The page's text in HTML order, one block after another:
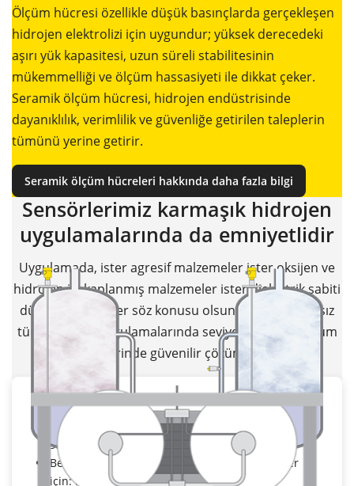
Ölçüm hücresi özellikle düşük basınçlarda gerçekleşen
hidrojen elektrolizi için uygundur; yüksek derecedeki
aşırı yük kapasitesi, uzun süreli stabilitesinin
mükemmelliği ve ölçüm hassasiyeti ile dikkat çeker.
Seramik ölçüm hücresi, hidrojen endüstrisinde
dayanıklılık, verimlilik ve güvenliğe getirilen taleplerin
tümünü yerine getirir.
Seramik ölçüm hücreleri hakkında daha fazla bilgi
Sensörlerimiz karmaşık hidrojen
uygulamalarında da emniyetlidir
Uygulamada, ister agresif malzemeler ister oksijen ve
hidrojen ile kaplanmış malzemeler ister dielektrik sabiti
düşük malzemeler söz konusu olsun: VEGA, istisnasız
tüm hidrojen uygulamalarında seviye ve basınç ölçüm
teknolojilerinde güvenilir çözümler sunar.
PEM elektrolizör
Su miktarlarının kontrolü için: güdümlü radar
sensör
VEGAFLEX 81
Besleme ve boşaltma boru hatlarında ölçümler
için: basınç sensörüVEGABAR 28